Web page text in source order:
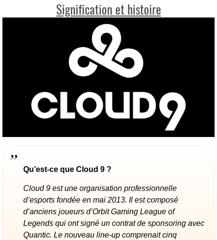
Signification et histoire
Qu’est-ce que Cloud 9 ?
Cloud 9 est une organisation professionnelle
d’esports fondée en mai 2013. Il est composé
d’anciens joueurs d’Orbit Gaming League of
Legends qui ont signé un contrat de sponsoring avec
Quantic. Le nouveau line-up comprenait cinq